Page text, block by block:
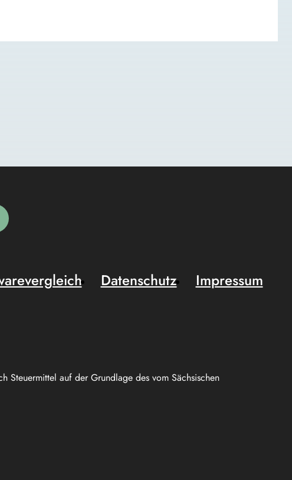
Steuermittel auf der Grundlage des vom Sächsischen
Datenschutz
Impressum